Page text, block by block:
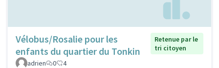
Vélobus/Rosalie pour les
enfants du quartier du Tonkin
Retenue par le
tri citoyen
adrien
0 4